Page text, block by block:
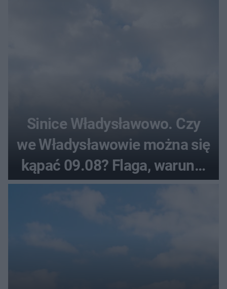
Sinice Władysławowo. Czy
we Władysławowie można się
kąpać 09.08? Flaga, warunki
pogodowe